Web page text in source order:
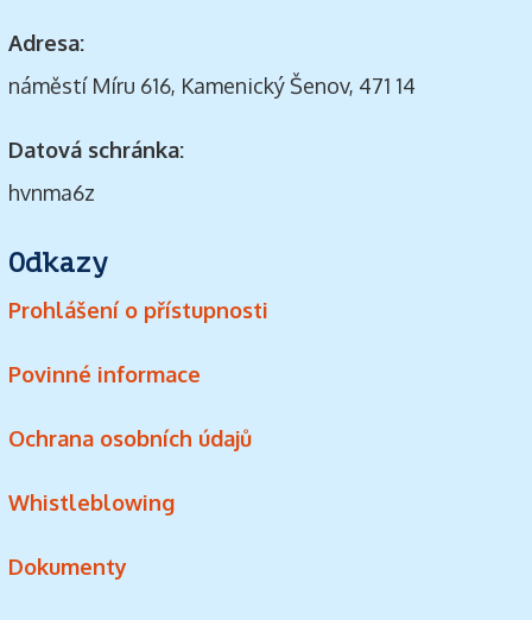
Adresa:
náměstí Míru 616, Kamenický Šenov, 471 14
Datová schránka:
hvnma6z
Odkazy
Prohlášení o přístupnosti
Povinné informace
Ochrana osobních údajů
Whistleblowing
Dokumenty